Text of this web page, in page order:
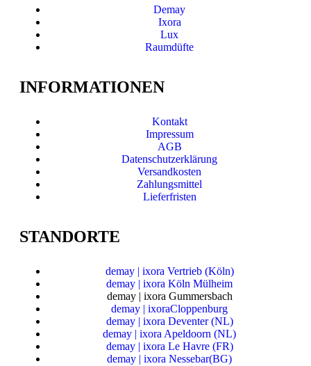
Demay
Ixora
Lux
Raumdüfte
INFORMATIONEN
Kontakt
Impressum
AGB
Datenschutzerklärung
Versandkosten
Zahlungsmittel
Lieferfristen
STANDORTE
demay | ixora Vertrieb (Köln)
demay | ixora Köln Mülheim
demay | ixora Gummersbach
demay | ixoraCloppenburg
demay | ixora Deventer (NL)
demay | ixora Apeldoorn (NL)
demay | ixora Le Havre (FR)
demay | ixora Nessebar(BG)